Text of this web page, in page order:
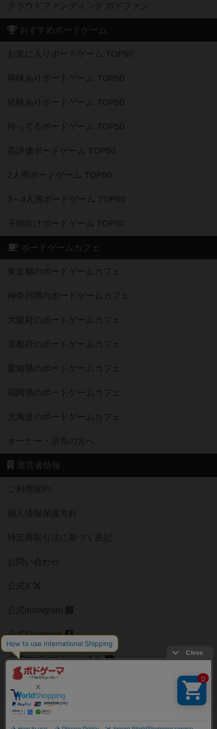
クラウドファンディング ボドファン
おすすめボードゲーム
お気に入りボードゲーム TOP50
興味ありボードゲーム TOP50
経験ありボードゲーム TOP50
持ってるボードゲーム TOP50
高評価ボードゲーム TOP50
2人用ボードゲーム TOP50
3～4人用ボードゲーム TOP50
子供向けボードゲーム TOP50
ボードゲームカフェ
東京都のボードゲームカフェ
神奈川県のボードゲームカフェ
大阪府のボードゲームカフェ
京都府のボードゲームカフェ
愛知県のボードゲームカフェ
福岡県のボードゲームカフェ
北海道のボードゲームカフェ
オーナー・店長の方へ
運営者情報
ご利用規約
個人情報保護方針
特定商取引法に基づく表記
お問い合わせ
公式X
公式instagram
公式Facebook
公式YouTubeチャンネル